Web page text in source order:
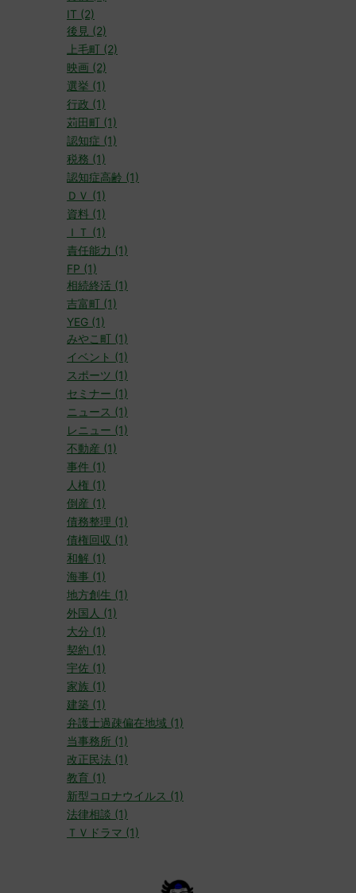
IT (2)
後見 (2)
上毛町 (2)
映画 (2)
選挙 (1)
行政 (1)
苅田町 (1)
認知症 (1)
税務 (1)
認知症高齢 (1)
ＤＶ (1)
資料 (1)
ＩＴ (1)
責任能力 (1)
FP (1)
相続終活 (1)
吉富町 (1)
YEG (1)
みやこ町 (1)
イベント (1)
スポーツ (1)
セミナー (1)
ニュース (1)
レニュー (1)
不動産 (1)
事件 (1)
人権 (1)
倒産 (1)
債務整理 (1)
債権回収 (1)
和解 (1)
海事 (1)
地方創生 (1)
外国人 (1)
大分 (1)
契約 (1)
宇佐 (1)
家族 (1)
建築 (1)
弁護士過疎偏在地域 (1)
当事務所 (1)
改正民法 (1)
教育 (1)
新型コロナウイルス (1)
法律相談 (1)
ＴＶドラマ (1)